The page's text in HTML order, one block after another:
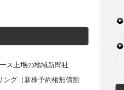
ス上場の地域新聞社
グ（新株予約権無償割